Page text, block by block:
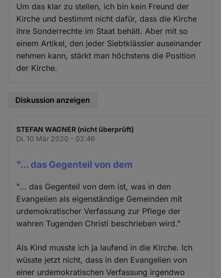
Um das klar zu stellen, ich bin kein Freund der
Kirche und bestimmt nicht dafür, dass die Kirche
ihre Sonderrechte im Staat behält. Aber mit so
einem Artikel, den jeder Siebtklässler auseinander
nehmen kann, stärkt man höchstens die Position
der Kirche.
Diskussion anzeigen
STEFAN WAGNER (nicht überprüft)
Di. 10 Mär 2020 - 02:46
"... das Gegenteil von dem
"... das Gegenteil von dem ist, was in den
Evangelien als eigenständige Gemeinden mit
urdemokratischer Verfassung zur Pflege der
wahren Tugenden Christi beschrieben wird."
Als Kind musste ich ja laufend in die Kirche. Ich
wüsste jetzt nicht, dass in den Evangelien von
einer urdemokratischen Verfassung irgendwo